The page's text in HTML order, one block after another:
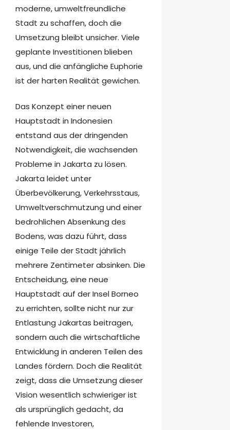
moderne, umweltfreundliche
Stadt zu schaffen, doch die
Umsetzung bleibt unsicher. Viele
geplante Investitionen blieben
aus, und die anfängliche Euphorie
ist der harten Realität gewichen.
Das Konzept einer neuen
Hauptstadt in Indonesien
entstand aus der dringenden
Notwendigkeit, die wachsenden
Probleme in Jakarta zu lösen.
Jakarta leidet unter
Überbevölkerung, Verkehrsstaus,
Umweltverschmutzung und einer
bedrohlichen Absenkung des
Bodens, was dazu führt, dass
einige Teile der Stadt jährlich
mehrere Zentimeter absinken. Die
Entscheidung, eine neue
Hauptstadt auf der Insel Borneo
zu errichten, sollte nicht nur zur
Entlastung Jakartas beitragen,
sondern auch die wirtschaftliche
Entwicklung in anderen Teilen des
Landes fördern. Doch die Realität
zeigt, dass die Umsetzung dieser
Vision wesentlich schwieriger ist
als ursprünglich gedacht, da
fehlende Investoren,